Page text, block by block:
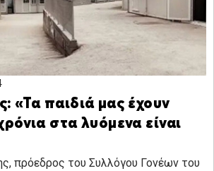
«Τα παιδιά μας έχουν
στα λυόμενα είναι
πρόεδρος του Συλλόγου Γονέων του